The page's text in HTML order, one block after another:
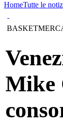
HomeTutte le
Mike